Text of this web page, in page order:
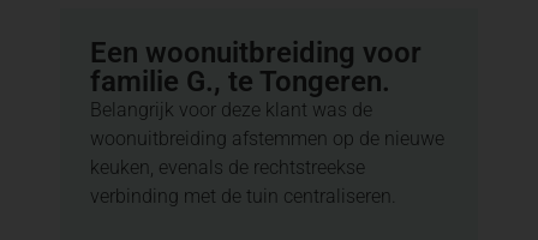
Een woonuitbreiding voor
familie G., te Tongeren.
Belangrijk voor deze klant was de
woonuitbreiding afstemmen op de nieuwe
keuken, evenals de rechtstreekse
verbinding met de tuin centraliseren.